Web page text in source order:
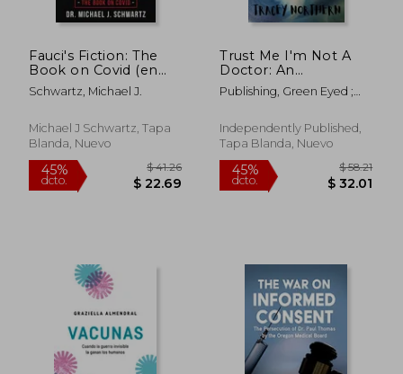
45%
dcto.
45%
dcto.
Fauci's Fiction: The
Book on Covid (en
Inglés)
Schwartz, Michael J.
Michael J Schwartz, Tapa
Blanda, Nuevo
Trust Me I'm Not A
Doctor: An
Uncontrolled Study
Of Modern Medicine
Publishing, Green Eyed ;
Independently Published,
Tapa Blanda, Nuevo